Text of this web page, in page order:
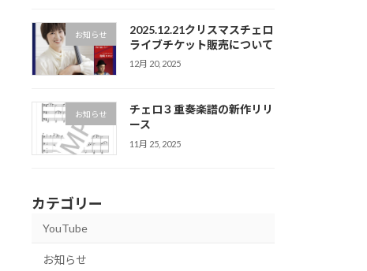
お知らせ
2025.12.21クリスマスチェロ
ライブチケット販売について
12月 20, 2025
お知らせ
チェロ３重奏楽譜の新作リリ
ース
11月 25, 2025
カテゴリー
YouTube
お知らせ